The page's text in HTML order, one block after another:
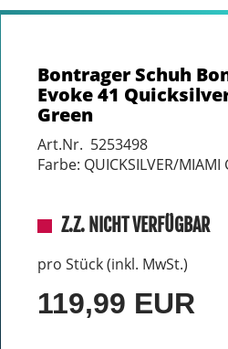
Bontrager Schuh
Evoke 41
Green
Art.Nr. 5253498
Farbe: QUICKSILVER/MIAMI
Z.Z. NICHT VERFÜGBAR
pro Stück (inkl. MwSt.)
119,99 EUR